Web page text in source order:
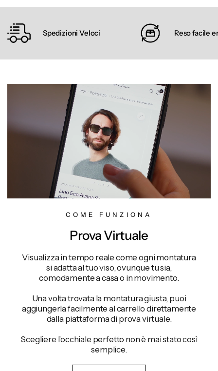
Spedizioni Veloci Reso facile
COME FUNZIONA
Prova Virtuale
Visualizza in tempo reale come ogni montatura
si adatta al tuo viso, ovunque tu sia,
comodamente a casa o in movimento.
Una volta trovata la montatura giusta, puoi
aggiungerla facilmente al carrello direttamente
dalla piattaforma di prova virtuale.
Scegliere l’occhiale perfetto non è mai stato così
semplice.